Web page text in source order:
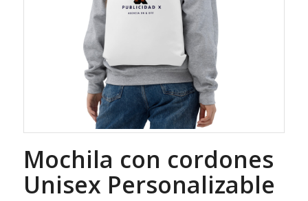
Mochila con cordones
Unisex Personalizable